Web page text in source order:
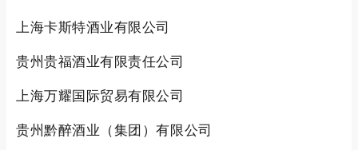
上海卡斯特酒业有限公司
贵州贵福酒业有限责任公司
上海万耀国际贸易有限公司
贵州黔醉酒业（集团）有限公司